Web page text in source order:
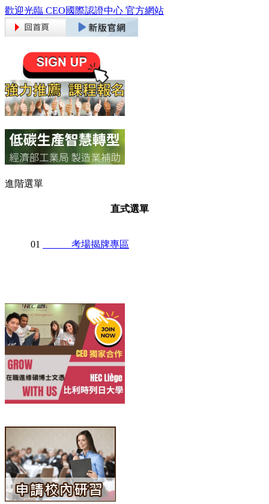
歡迎光臨 CEO國際認證中心 官方網站
進階選單
直式選單
01 考場揭牌專區